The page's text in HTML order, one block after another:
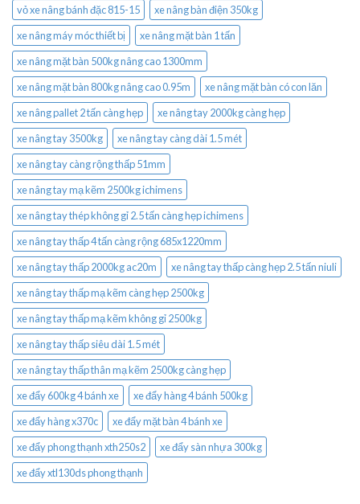
vỏ xe nâng bánh đặc 815-15
xe nâng bàn điện 350kg
xe nâng máy móc thiết bị
xe nâng mặt bàn 1 tấn
xe nâng mặt bàn 500kg nâng cao 1300mm
xe nâng mặt bàn 800kg nâng cao 0.95m
xe nâng mặt bàn có con lăn
xe nâng pallet 2 tấn càng hẹp
xe nâng tay 2000kg càng hẹp
xe nâng tay 3500kg
xe nâng tay càng dài 1.5 mét
xe nâng tay càng rộng thấp 51mm
xe nâng tay mạ kẽm 2500kg ichimens
xe nâng tay thép không gỉ 2.5 tấn càng hẹp ichimens
xe nâng tay thấp 4 tấn càng rộng 685x1220mm
xe nâng tay thấp 2000kg ac20m
xe nâng tay thấp càng hẹp 2.5 tấn niuli
xe nâng tay thấp mạ kẽm càng hẹp 2500kg
xe nâng tay thấp mạ kẽm không gỉ 2500kg
xe nâng tay thấp siêu dài 1.5 mét
xe nâng tay thấp thân mạ kẽm 2500kg càng hẹp
xe đẩy 600kg 4 bánh xe
xe đẩy hàng 4 bánh 500kg
xe đẩy hàng x370c
xe đẩy mặt bàn 4 bánh xe
xe đẩy phong thạnh xth250s2
xe đẩy sàn nhựa 300kg
xe đẩy xtl130ds phong thạnh